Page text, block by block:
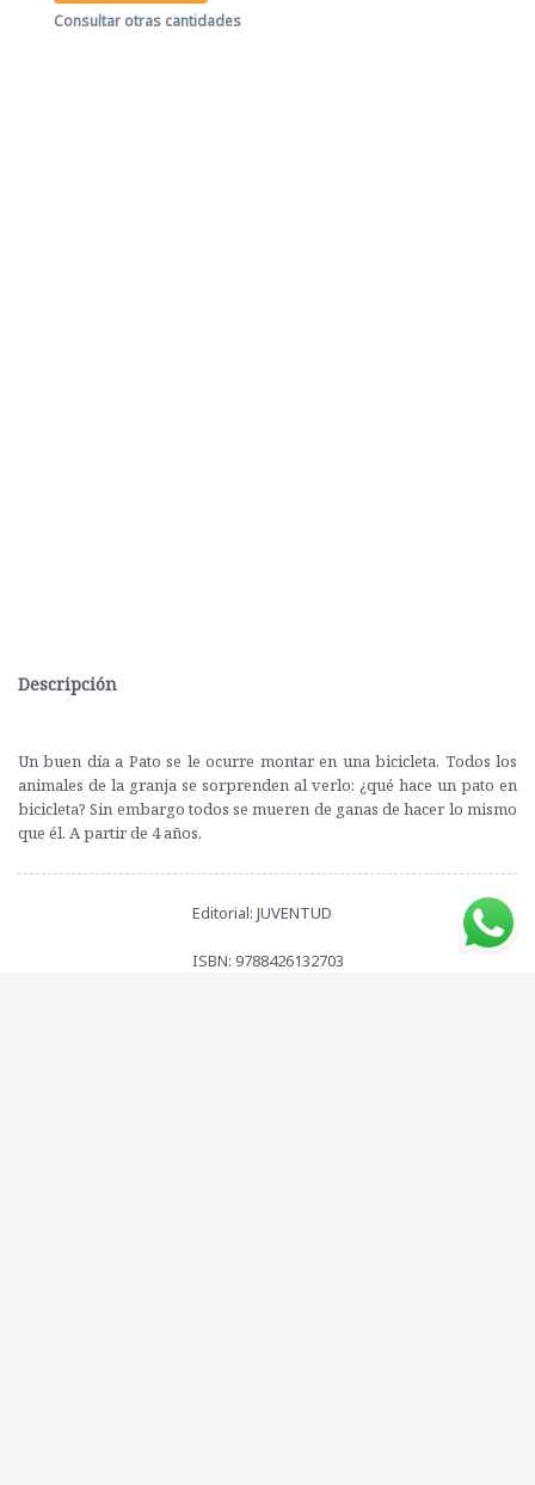
Consultar otras cantidades
Descripción
Un buen día a Pato se le ocurre montar en una bicicleta. Todos los
animales de la granja se sorprenden al verlo: ¿qué hace un pato en
bicicleta? Sin embargo todos se mueren de ganas de hacer lo mismo
que él. A partir de 4 años.
Editorial: JUVENTUD
ISBN: 9788426132703